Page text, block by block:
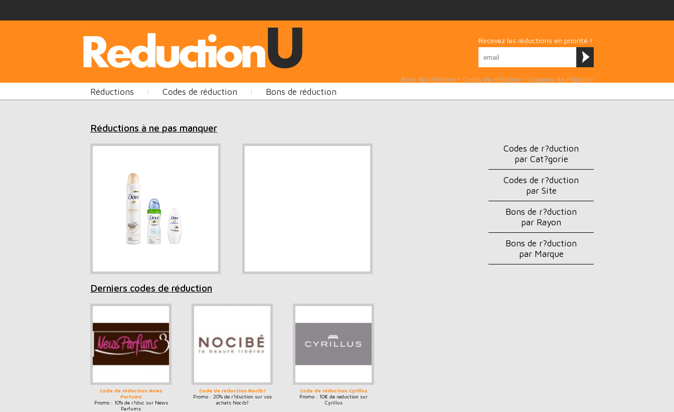
Bons de r?duction - Codes de r?duction - Coupons de r?duction
Recevez les réductions en priorité !
Réductions | Codes de réduction | Bons de réduction
Codes de r?duction
par Cat?gorie
Codes de r?duction
par Site
Bons de r?duction
par Rayon
Bons de r?duction
par Marque
Réductions à ne pas manquer
Derniers codes de réduction
Code de réduction News
Parfums
Promo : 10% de r?duc sur News
Parfums
Code de réduction Nocib?
Promo : 20% de r?duction sur vos
achats Nocib?
Code de réduction Cyrillus
Promo : 10€ de reduction sur
Cyrillus